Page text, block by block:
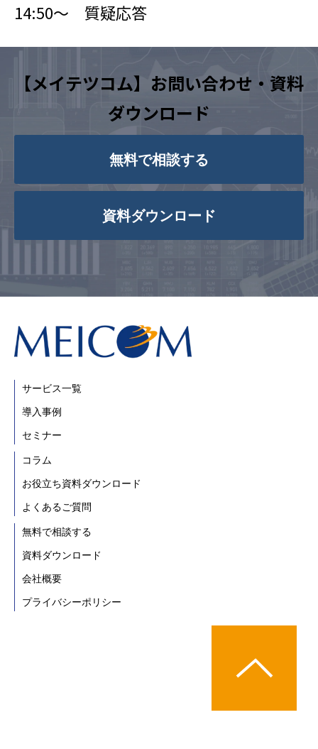
14:50〜 質疑応答
【メイテツコム】お問い合わせ・資料
ダウンロード
無料で相談する
資料ダウンロード
サービス一覧
導入事例
セミナー
コラム
お役立ち資料ダウンロード
よくあるご質問
無料で相談する
資料ダウンロード
会社概要
プライバシーポリシー